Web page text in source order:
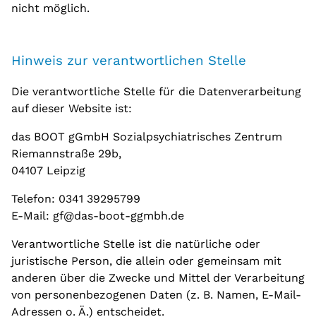
nicht möglich.
Hinweis zur verantwortlichen Stelle
Die verantwortliche Stelle für die Datenverarbeitung
auf dieser Website ist:
das BOOT gGmbH Sozialpsychiatrisches Zentrum
Riemannstraße 29b,
04107 Leipzig
Telefon: 0341 39295799
E-Mail: gf@das-boot-ggmbh.de
Verantwortliche Stelle ist die natürliche oder
juristische Person, die allein oder gemeinsam mit
anderen über die Zwecke und Mittel der Verarbeitung
von personenbezogenen Daten (z. B. Namen, E-Mail-
Adressen o. Ä.) entscheidet.